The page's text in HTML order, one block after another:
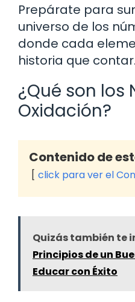
Prepárate para
universo de los
donde cada
historia que contar.
¿Qué son los
Oxidación?
Contenido de
click para ver el
Quizás también te
Principios de un
Educar con Éxito